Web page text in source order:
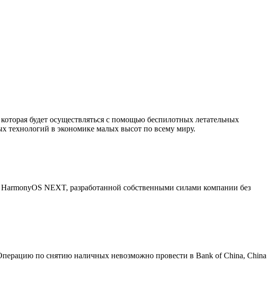
будет осуществляться с помощью беспилотных летательных
технологий в экономике малых высот по всему миру.
NEXT, разработанной собственными силами компании без
по снятию наличных невозможно провести в Bank of China, China